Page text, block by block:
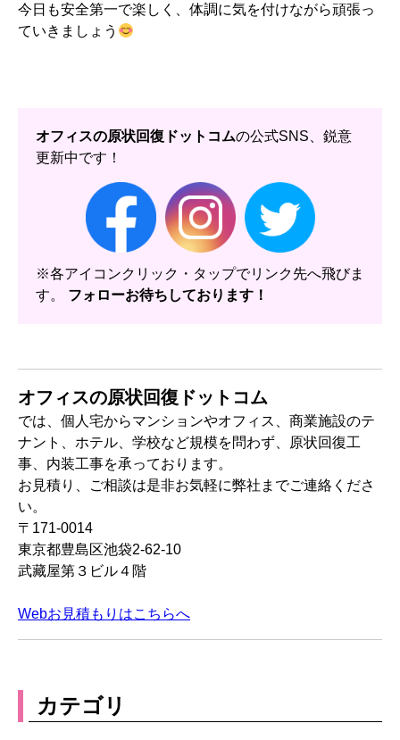
今日も安全第一で楽しく、体調に気を付けながら頑張っ
ていきましょう
オフィスの原状回復ドットコムの公式SNS、鋭意
更新中です！
※各アイコンクリック・タップでリンク先へ飛びま
す。 フォローお待ちしております！
オフィスの原状回復ドットコム
では、個人宅からマンションやオフィス、商業施設のテ
ナント、ホテル、学校など規模を問わず、原状回復工
事、内装工事を承っております。
お見積り、ご相談は是非お気軽に弊社までご連絡くださ
い。
〒171-0014
東京都豊島区池袋2-62-10
武藏屋第３ビル４階
Webお見積もりはこちらへ
カテゴリ